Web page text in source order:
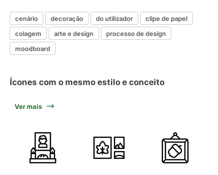
cenário decoração do utilizador
clipe de papel
colagem
arte e design
processo de design
moodboard
Ícones com o mesmo estilo e conceito
Ver mais